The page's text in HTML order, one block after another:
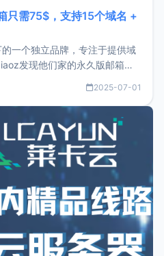
只需75$，支持15个域名 +
一个独立品牌，专注于提供域
发现他们家的永久版邮箱服
一下 NameCrane。注册
持直接注册，必须要购买
2025-07-01